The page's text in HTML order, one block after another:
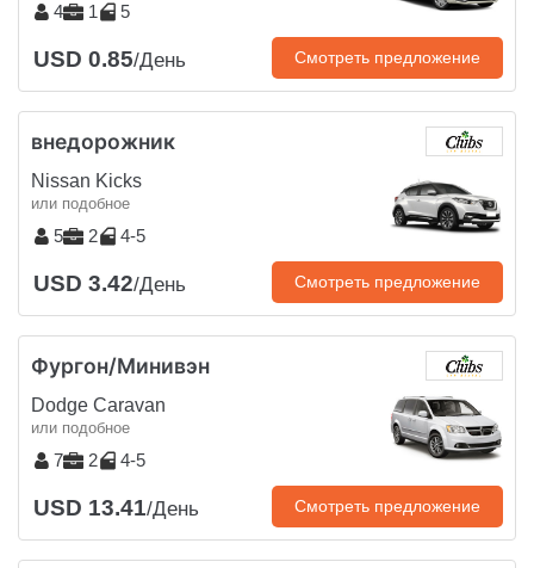
4 1 5
USD 0.85/День Смотреть предложение
внедорожник
Nissan Kicks
или подобное
5 2 4-5
USD 3.42/День Смотреть предложение
Фургон/Минивэн
Dodge Caravan
или подобное
7 2 4-5
USD 13.41/День Смотреть предложение